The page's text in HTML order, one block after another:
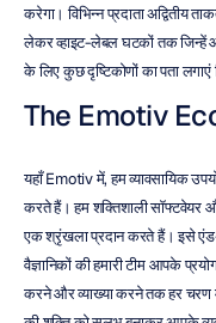
करेगा। विभिन्न प्रदाता अद्वितीय
लेकर व्हाइट-लेबल घटकों तक
के लिए कुछ दृष्टिकोणों का पता
The Emotiv
यहाँ Emotiv में, हम व्यावसायिक
करते हैं। हम शक्तिशाली सॉफ्टवेयर
एक श्रृंखला प्रदान करते हैं। इसे
वैज्ञानिकों की हमारी टीम आपके
करने और व्याख्या करने तक हर चरण